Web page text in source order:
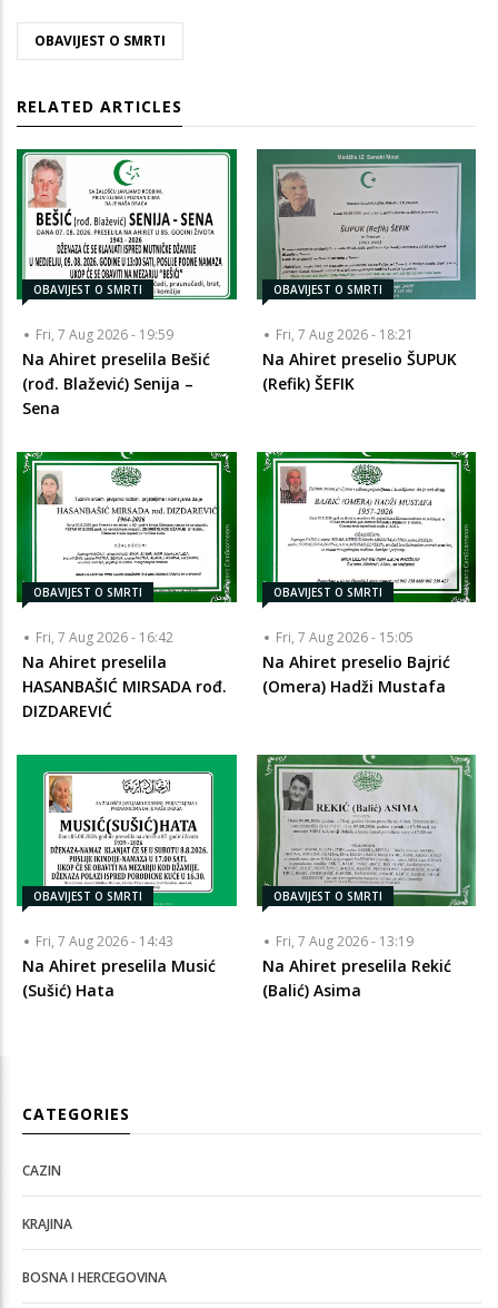
OBAVIJEST O SMRTI
RELATED ARTICLES
OBAVIJEST O SMRTI
Fri, 7 Aug 2026 - 19:59
Na Ahiret preselila Bešić
(rođ. Blažević) Senija –
Sena
OBAVIJEST O SMRTI
Fri, 7 Aug 2026 - 18:21
Na Ahiret preselio ŠUPUK
(Refik) ŠEFIK
OBAVIJEST O SMRTI
Fri, 7 Aug 2026 - 16:42
Na Ahiret preselila
HASANBAŠIĆ MIRSADA rođ.
DIZDAREVIĆ
OBAVIJEST O SMRTI
Fri, 7 Aug 2026 - 15:05
Na Ahiret preselio Bajrić
(Omera) Hadži Mustafa
OBAVIJEST O SMRTI
Fri, 7 Aug 2026 - 14:43
Na Ahiret preselila Musić
(Sušić) Hata
OBAVIJEST O SMRTI
Fri, 7 Aug 2026 - 13:19
Na Ahiret preselila Rekić
(Balić) Asima
CATEGORIES
CAZIN
KRAJINA
BOSNA I HERCEGOVINA